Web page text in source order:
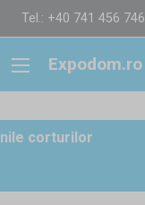
Tel.: +40 741 456 746
Expodom.ro
corturilor